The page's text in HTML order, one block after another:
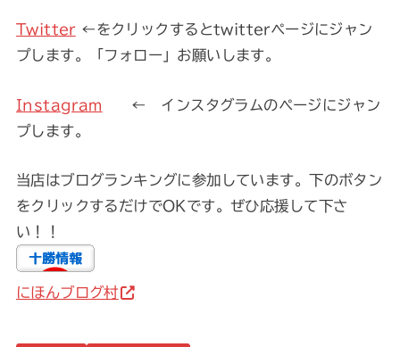
Twitter ←をクリックするとtwitterページにジャン
プします。「フォロー」お願いします。
Instagram ← インスタグラムのページにジャン
プします。
当店はブログランキングに参加しています。下のボタン
をクリックするだけでOKです。ぜひ応援して下さ
い！！
にほんブログ村